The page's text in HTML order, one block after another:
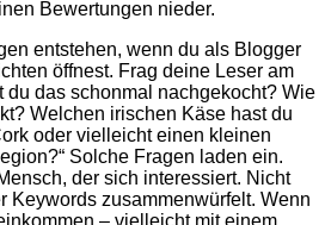
Bewertungen nieder.
entstehen, wenn du als Blogger
öffnest. Frag deine Leser am
du das schonmal nachgekocht? Wie
Welchen irischen Käse hast du
oder vielleicht einen kleinen
Solche Fragen laden ein.
der sich interessiert. Nicht
Keywords zusammenwürfelt. Wenn